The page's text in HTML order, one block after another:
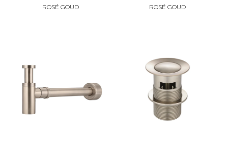
ROSÉ GOUD ROSÉ GOUD